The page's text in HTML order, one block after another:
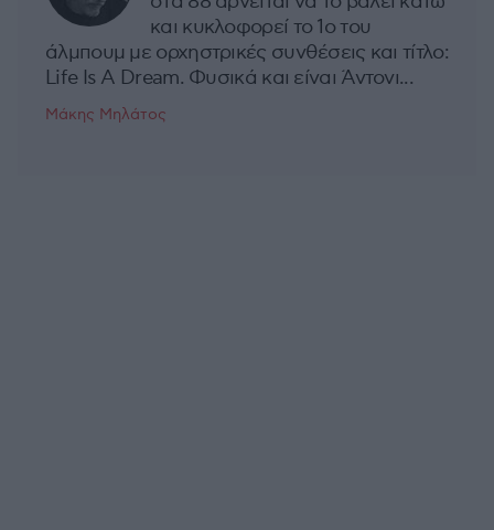
και κυκλοφορεί το 1ο του
άλμπουμ με ορχηστρικές συνθέσεις και τίτλο:
Life Is A Dream. Φυσικά και είναι Άντονι...
Μάκης Μηλάτος